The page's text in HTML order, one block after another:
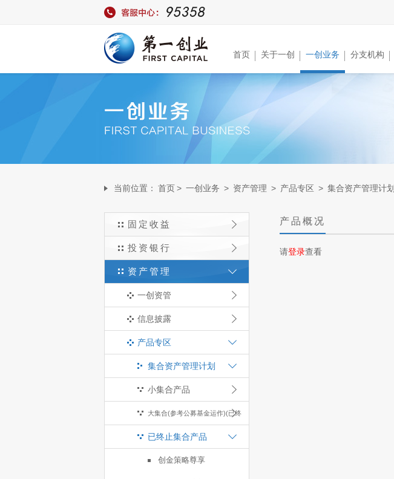
首页 关于一创 一创业务 分支机构
当前位置： 首页> 一创业务 > 资产管理 > 产品专区 > 集合资产管理计划
固定收益
投资银行
资产管理
一创资管
信息披露
产品专区
集合资产管理计划
小集合产品
大集合(参考公募基金运作)(已终
止)
已终止集合产品
创金策略尊享
产品概况
请登录查看